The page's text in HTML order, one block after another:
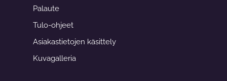
b
o
k
f
a
Palaute
Tulo-ohjeet
Asiakastietojen käsittely
Kuvagalleria